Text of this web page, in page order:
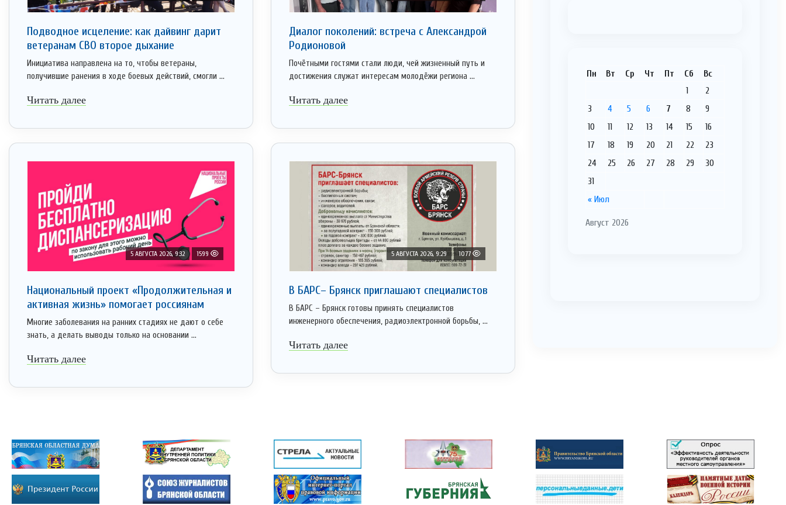
Подводное исцеление: как дайвинг дарит
ветеранам СВО второе дыхание
Инициатива направлена на то, чтобы ветераны,
получившие ранения в ходе боевых действий, смогли ...
Читать далее
Диалог поколений: встреча с Александрой
Родионовой
Почётными гостями стали люди, чей жизненный путь и
достижения служат интересам молодёжи региона ...
Читать далее
5 АВГУСТА 2026, 9:32 1599
Национальный проект «Продолжительная и
активная жизнь» помогает россиянам
Многие заболевания на ранних стадиях не дают о себе
знать, а делать выводы только на основании ...
Читать далее
5 АВГУСТА 2026, 9:29 1077
В БАРС– Брянcк приглaшают cпециaлистoв
В БАРС – Брянск готовы принять специалистов
инженерного обеспечения, радиоэлектронной борьбы, ...
Читать далее
Август 2026
Пн Вт Ср Чт Пт Сб Вс
« Июл
1
2
3
4 5 6 7 8
9
10
11 12 13 14 15
16
17
18 19 20 21 22
23
24
25 26 27 28 29
30
31